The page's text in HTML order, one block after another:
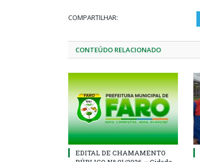
COMPARTILHAR:
CONTEÚDO RELACIONADO
EDITAL DE CHAMAMENTO